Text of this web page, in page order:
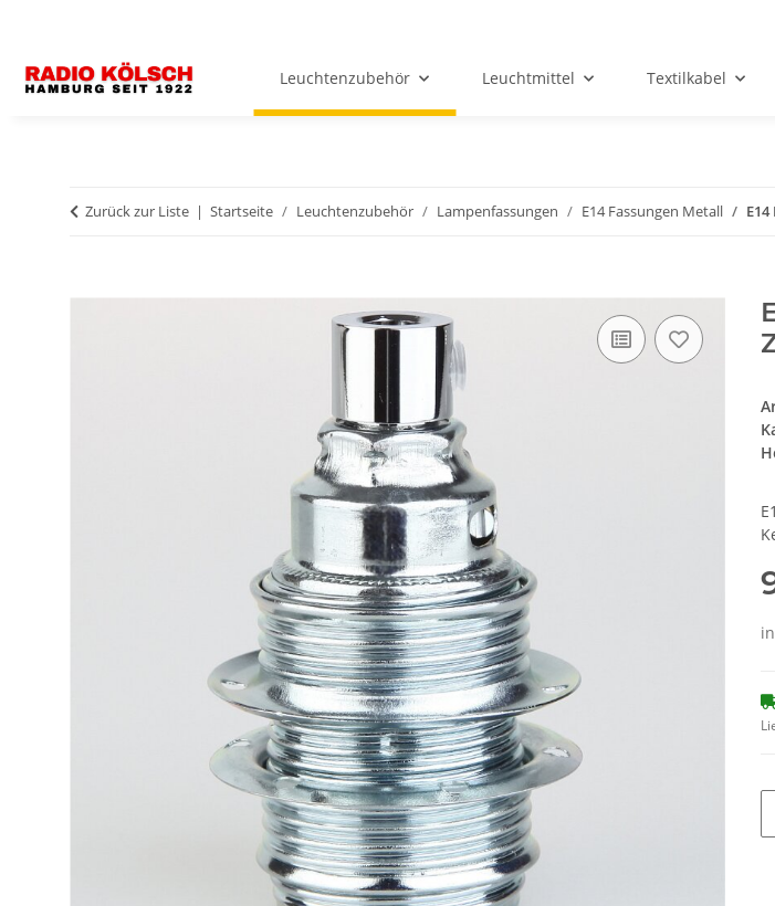
Leuchtenzubehör Leuchtmittel Textilkabel
Zurück zur Liste Startseite Leuchtenzubehör Lampenfassungen E14 Fassungen Metall